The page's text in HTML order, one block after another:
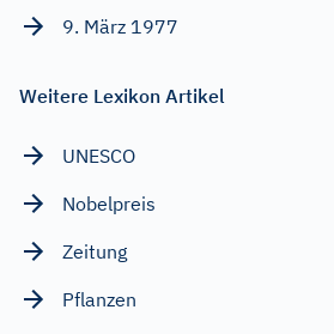
9. März 1977
Weitere Lexikon Artikel
UNESCO
Nobelpreis
Zeitung
Pflanzen